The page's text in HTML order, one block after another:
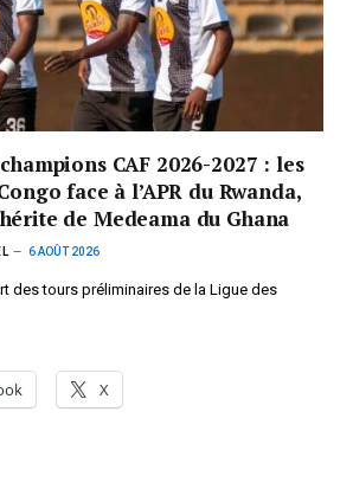
CAF 2026-2027 : les
face à l’APR du Rwanda,
de Medeama du Ghana
6 AOÛT 2026
des tours préliminaires de la Ligue des
X